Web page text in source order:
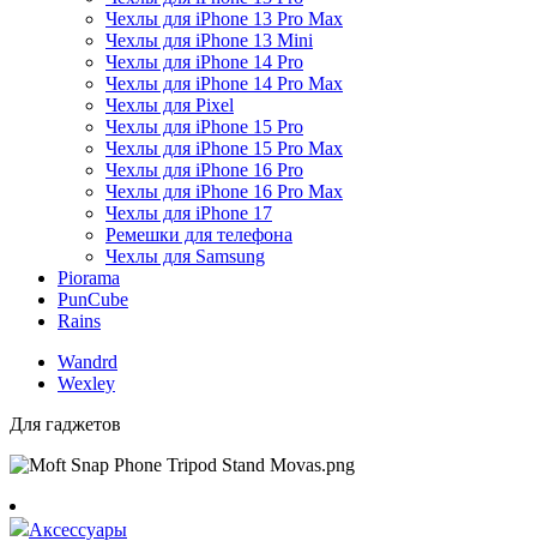
Чехлы для iPhone 13 Pro Max
Чехлы для iPhone 13 Mini
Чехлы для iPhone 14 Pro
Чехлы для iPhone 14 Pro Max
Чехлы для Pixel
Чехлы для iPhone 15 Pro
Чехлы для iPhone 15 Pro Max
Чехлы для iPhone 16 Pro
Чехлы для iPhone 16 Pro Max
Чехлы для iPhone 17
Ремешки для телефона
Чехлы для Samsung
Piorama
PunCube
Rains
Wandrd
Wexley
Для гаджетов
Аксессуары